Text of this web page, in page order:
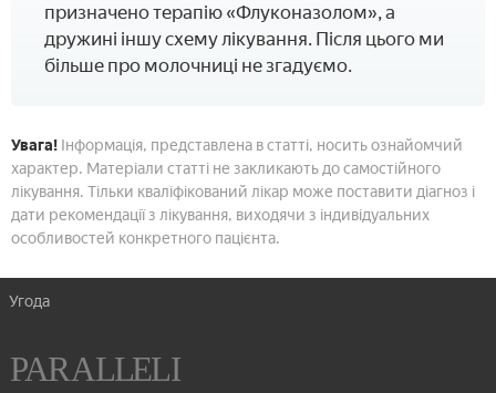
призначено терапію «Флуконазолом», а
дружині іншу схему лікування. Після цього ми
більше про молочниці не згадуємо.
Увага! Інформація, представлена в статті, носить ознайомчий
характер. Матеріали статті не закликають до самостійного
лікування. Тільки кваліфікований лікар може поставити діагноз і
дати рекомендації з лікування, виходячи з індивідуальних
особливостей конкретного пацієнта.
Угода